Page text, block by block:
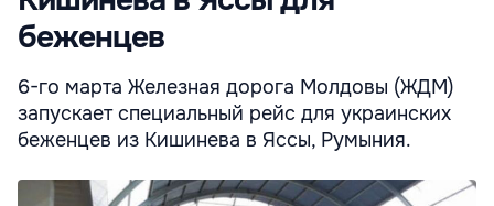
беженцев
6-го марта Железная дорога Молдовы (ЖДМ)
запускает специальный рейс для украинских
беженцев из Кишинева в Яссы, Румыния.